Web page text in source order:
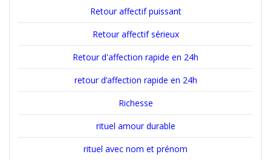
Retour affectif puissant
Retour affectif sérieux
Retour d'affection rapide en 24h
retour d’affection rapide en 24h
Richesse
rituel amour durable
rituel avec nom et prénom